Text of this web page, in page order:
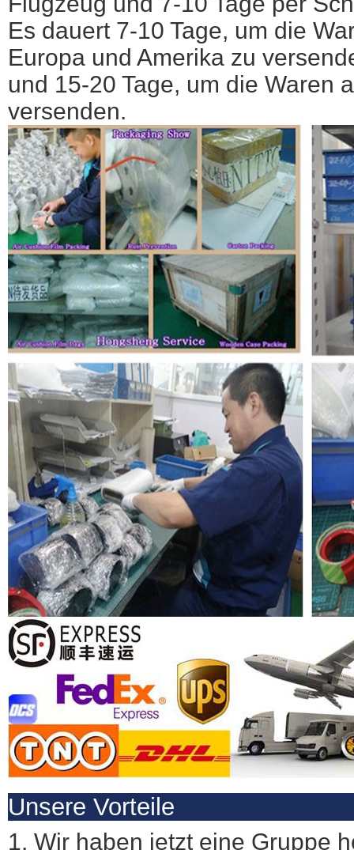
Es dauert 7-10 Tage, um die
Europa und Amerika zu
und 15-20 Tage, um die Waren
versenden.
Unsere Vorteile
1. Wir haben jetzt eine Gruppe